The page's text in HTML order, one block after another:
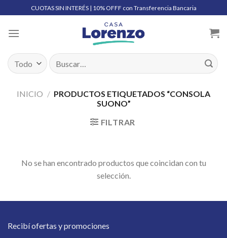
to
content
CUOTAS SIN INTERÉS | 10% OFFF con Transferencia Bancaria
Buscar
por:
INICIO / PRODUCTOS ETIQUETADOS “CONSOLA
SUONO”
FILTRAR
No se han encontrado productos que coincidan con tu
selección.
Recibí ofertas y promociones